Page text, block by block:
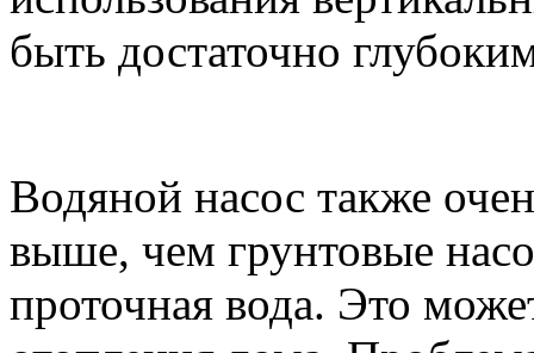
быть достаточно
Водяной насос также
выше, чем грунтовые
проточная вода. Это